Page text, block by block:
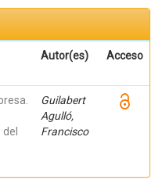
Autor(es) Acceso
Guilabert
Agulló,
Francisco